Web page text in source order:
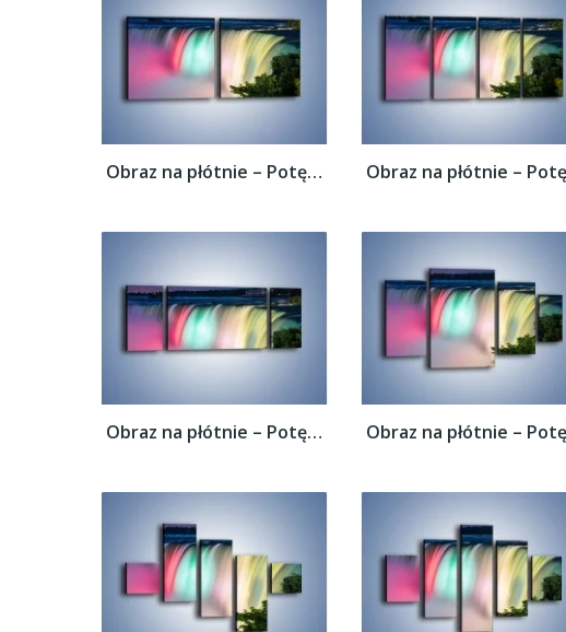
Obraz na płótnie – Potęga niagary –...
Obraz na płótnie – Potęga niagary –...